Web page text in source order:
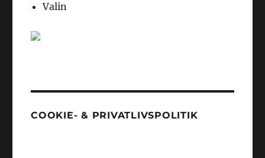
Valin
COOKIE- & PRIVATLIVSPOLITIK